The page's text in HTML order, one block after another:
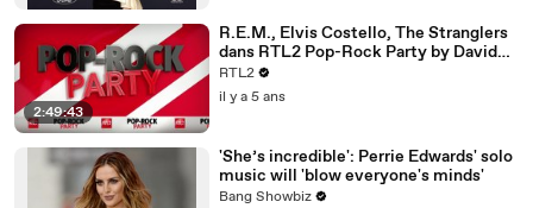
2:49:43
R.E.M., Elvis Costello, The Stranglers
dans RTL2 Pop-Rock Party by David
Stepanoff (02/04/21)
RTL2
il y a 5 ans
'She’s incredible': Perrie Edwards' solo
music will 'blow everyone's minds'
Bang Showbiz